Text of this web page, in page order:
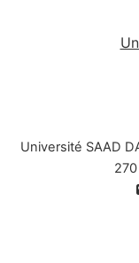
Université SAAD